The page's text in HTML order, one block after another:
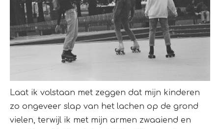
Laat ik volstaan met zeggen dat mijn kinderen
zo ongeveer slap van het lachen op de grond
vielen, terwijl ik met mijn armen zwaaiend en